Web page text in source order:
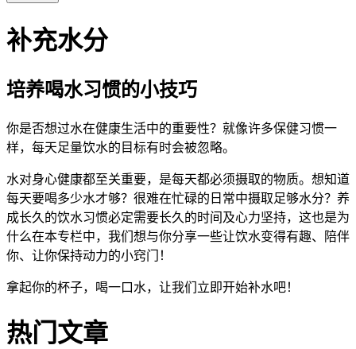
补充水分
培养喝水习惯的小技巧
你是否想过水在健康生活中的重要性？就像许多保健习惯一
样，每天足量饮水的目标有时会被忽略。
水对身心健康都至关重要，是每天都必须摄取的物质。想知道
每天要喝多少水才够？很难在忙碌的日常中摄取足够水分？养
成长久的饮水习惯必定需要长久的时间及心力坚持，这也是为
什么在本专栏中，我们想与你分享一些让饮水变得有趣、陪伴
你、让你保持动力的小窍门！
拿起你的杯子，喝一口水，让我们立即开始补水吧！
热门文章